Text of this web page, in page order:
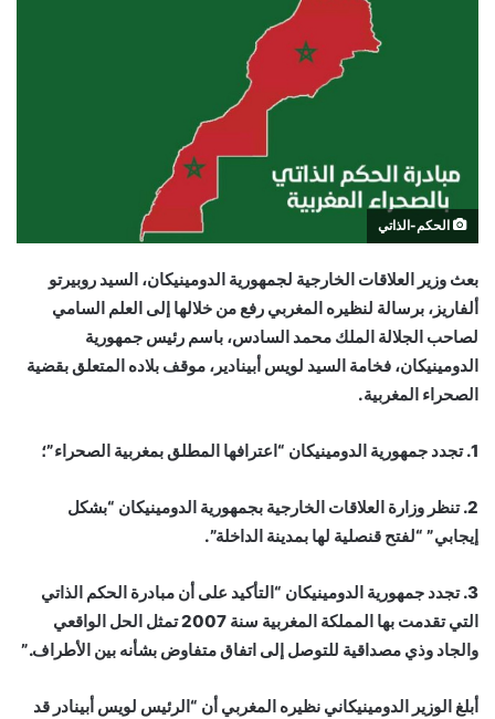
الحكم-الذاتي
بعث وزير العلاقات الخارجية لجمهورية الدومينيكان، السيد روبيرتو
ألفاريز، برسالة لنظيره المغربي رفع من خلالها إلى العلم السامي
لصاحب الجلالة الملك محمد السادس، باسم رئيس جمهورية
الدومينيكان، فخامة السيد لويس أبينادير، موقف بلاده المتعلق بقضية
الصحراء المغربية.
1. تجدد جمهورية الدومينيكان “اعترافها المطلق بمغربية الصحراء”؛
2. تنظر وزارة العلاقات الخارجية بجمهورية الدومينيكان “بشكل
إيجابي” “لفتح قنصلية لها بمدينة الداخلة”.
3. تجدد جمهورية الدومينيكان “التأكيد على أن مبادرة الحكم الذاتي
التي تقدمت بها المملكة المغربية سنة 2007 تمثل الحل الواقعي
والجاد وذي مصداقية للتوصل إلى اتفاق متفاوض بشأنه بين الأطراف.”
أبلغ الوزير الدومينيكاني نظيره المغربي أن “الرئيس لويس أبينادر قد